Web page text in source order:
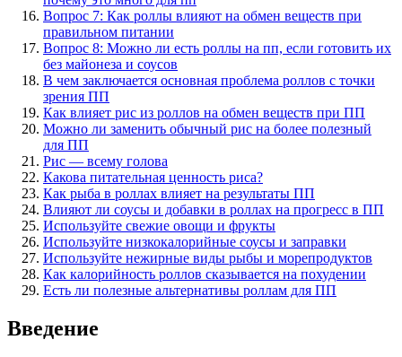
Вопрос 7: Как роллы влияют на обмен веществ при
правильном питании
Вопрос 8: Можно ли есть роллы на пп, если готовить их
без майонеза и соусов
В чем заключается основная проблема роллов с точки
зрения ПП
Как влияет рис из роллов на обмен веществ при ПП
Можно ли заменить обычный рис на более полезный
для ПП
Рис — всему голова
Какова питательная ценность риса?
Как рыба в роллах влияет на результаты ПП
Влияют ли соусы и добавки в роллах на прогресс в ПП
Используйте свежие овощи и фрукты
Используйте низкокалорийные соусы и заправки
Используйте нежирные виды рыбы и морепродуктов
Как калорийность роллов сказывается на похудении
Есть ли полезные альтернативы роллам для ПП
Введение